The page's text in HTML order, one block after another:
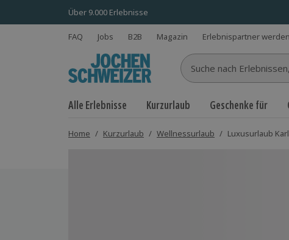
Über 9.000 Erlebnisse
FAQ Jobs B2B Magazin Erlebnispartner werden
Suche nach Erlebnissen...
Alle Erlebnisse Kurzurlaub Geschenke für
Home / Kurzurlaub / Wellnessurlaub / Luxusurlaub